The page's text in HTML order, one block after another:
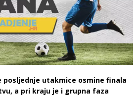
posljednje utakmice osmine finala
a pri kraju je i grupna faza